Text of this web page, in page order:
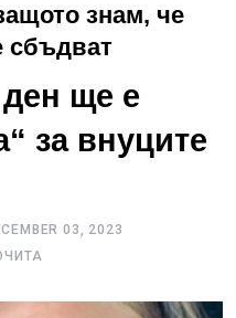
знам, че
сбъдват
ще е
за внуците
03, 2023